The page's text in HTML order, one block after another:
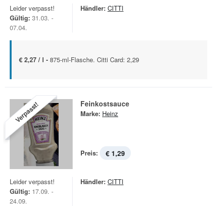
Leider verpasst!
Gültig: 31.03. -
07.04.
Händler: CITTI
€ 2,27 / l - 875-ml-Flasche. Citti Card: 2,29
Verpasst! Feinkostsauce
Marke: Heinz
Preis: € 1,29
Leider verpasst!
Gültig: 17.09. -
24.09.
Händler: CITTI